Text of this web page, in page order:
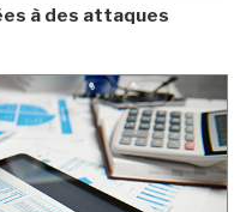
à des attaques